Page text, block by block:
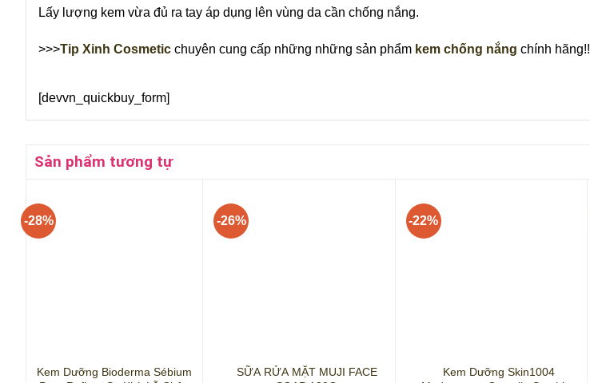
Lấy lượng kem vừa đủ ra tay áp dụng lên vùng da cần chống nắng.
>>>Tip Xinh Cosmetic chuyên cung cấp những những sản phẩm kem chống nắng chính hãng!!
[devvn_quickbuy_form]
Sản phẩm tương tự
-28%
Kem Dưỡng Bioderma Sébium
-26%
SỮA RỬA MẶT MUJI FACE
-22%
Kem Dưỡng Skin1004